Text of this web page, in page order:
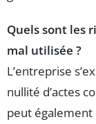
Quels sont les
mal utilisée ?
L’entreprise
nullité d’actes
peut également